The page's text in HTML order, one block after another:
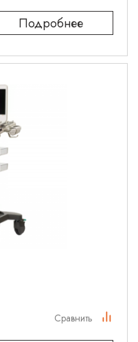
Подробнее
Сравнить